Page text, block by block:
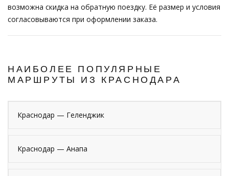
возможна скидка на обратную поездку. Её размер и условия
согласовываются при оформлении заказа.
НАИБОЛЕЕ ПОПУЛЯРНЫЕ
МАРШРУТЫ ИЗ КРАСНОДАРА
Краснодар — Геленджик
Краснодар — Анапа